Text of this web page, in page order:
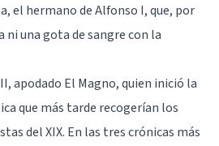
el hermano de Alfonso I, que, por
una gota de sangre con la
apodado El Magno, quien inició la
que más tarde recogerían los
del XIX. En las tres crónicas más